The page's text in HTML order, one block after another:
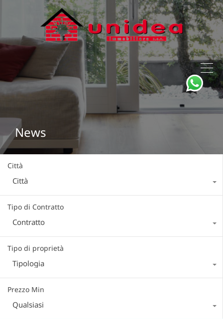
News
Città
Città
Tipo di Contratto
Contratto
Tipo di proprietà
Tipologia
Prezzo Min
Qualsiasi